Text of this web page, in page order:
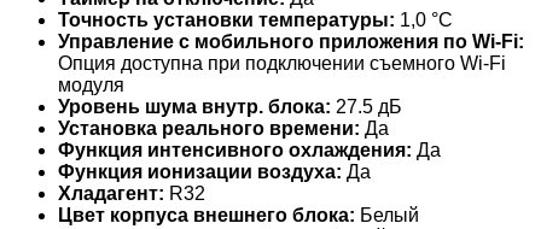
Точность установки температуры: 1,0 °С
Управление c мобильного приложения по Wi-Fi:
Опция доступна при подключении съемного Wi-Fi
модуля
Уровень шума внутр. блока: 27.5 дБ
Установка реального времени: Да
Функция интенсивного охлаждения: Да
Функция ионизации воздуха: Да
Хладагент: R32
Цвет корпуса внешнего блока: Белый